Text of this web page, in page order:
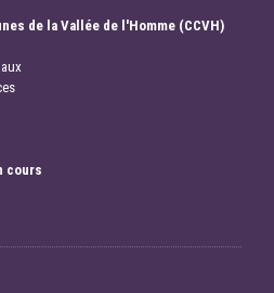
de la Vallée de l'Homme (CCVH)
cours